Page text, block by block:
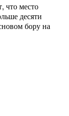
что место
десяти
бору на